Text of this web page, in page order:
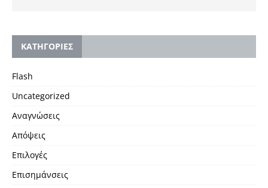
KΑΤΗΓΟΡΙΕΣ
Flash
Uncategorized
Αναγνώσεις
Απόψεις
Επιλογές
Επισημάνσεις